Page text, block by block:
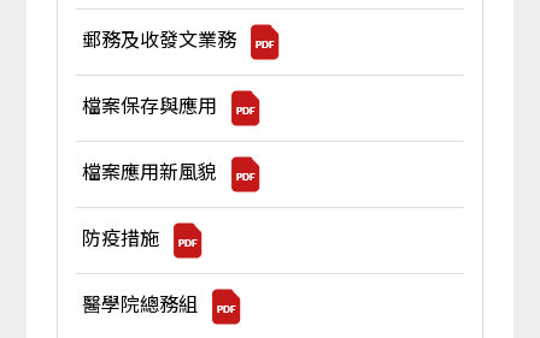
郵務及收發文業務
檔案保存與應用
檔案應用新風貌
防疫措施
醫學院總務組